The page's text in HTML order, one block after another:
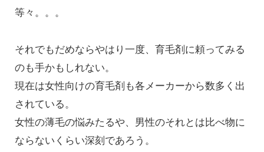
等々。。。
それでもだめならやはり一度、育毛剤に頼ってみる
のも手かもしれない。
現在は女性向けの育毛剤も各メーカーから数多く出
されている。
女性の薄毛の悩みたるや、男性のそれとは比べ物に
ならないくらい深刻であろう。